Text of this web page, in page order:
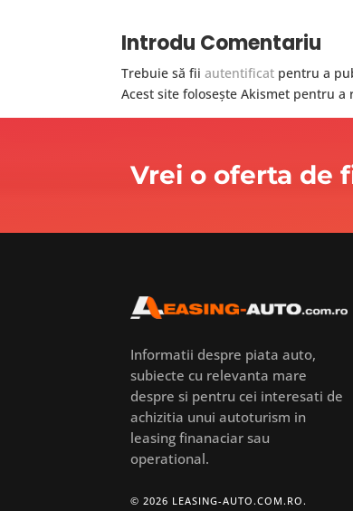
Introdu Comentariu
Trebuie să fiiautentificat pentru a
Acest site folosește Akismet pentru
Vrei o oferta de
Informatii despre piata auto,
subiecte cu relevanta mare
despre si pentru cei interesati de
achizitia unui autoturism in
leasing finanaciar sau
operational.
© 2026 LEASING-AUTO.COM.RO.